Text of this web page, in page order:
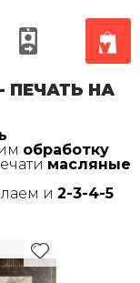
ПЕЧАТЬ НА
обработку
масляные
и 2-3-4-5